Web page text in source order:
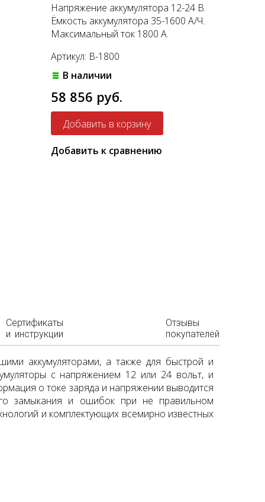
Напряжение аккумулятора 12-24 В.
Ёмкость аккумулятора 35-1600 А/Ч.
Максимальный ток 1800 А.
Артикул: B-1800
В наличии
58 856 руб.
Добавить к сравнению
Сертификаты
и инструкции
Отзывы
покупателей
аккумуляторами, а также для быстрой и
с напряжением 12 или 24 вольт, и
о токе заряда и напряжении выводится
замыкания и ошибок при не правильном
и комплектующих всемирно известных